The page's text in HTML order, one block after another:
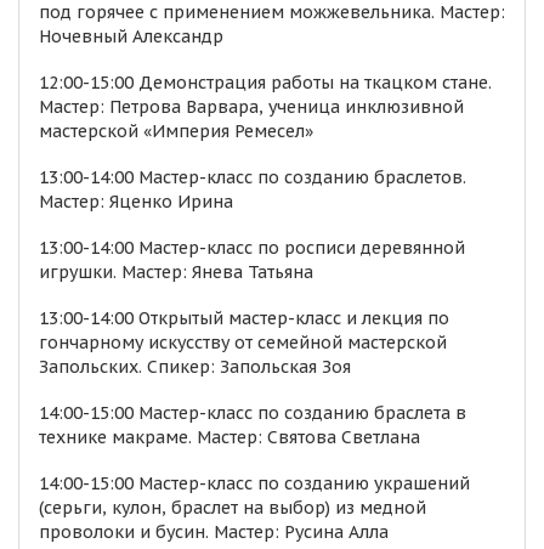
под горячее с применением можжевельника. Мастер:
Ночевный Александр
12:00-15:00 Демонстрация работы на ткацком стане.
Мастер: Петрова Варвара, ученица инклюзивной
мастерской «Империя Ремесел»
13:00-14:00 Мастер-класс по созданию браслетов.
Мастер: Яценко Ирина
13:00-14:00 Мастер-класс по росписи деревянной
игрушки. Мастер: Янева Татьяна
13:00-14:00 Открытый мастер-класс и лекция по
гончарному искусству от семейной мастерской
Запольских. Спикер: Запольская Зоя
14:00-15:00 Мастер-класс по созданию браслета в
технике макраме. Мастер: Святова Светлана
14:00-15:00 Мастер-класс по созданию украшений
(серьги, кулон, браслет на выбор) из медной
проволоки и бусин. Мастер: Русина Алла